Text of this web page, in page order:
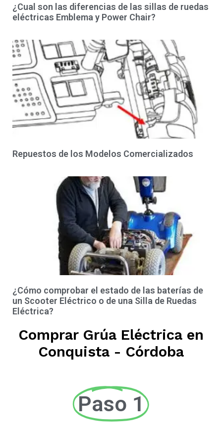
¿Cual son las diferencias de las sillas de ruedas
eléctricas Emblema y Power Chair?
Repuestos de los Modelos Comercializados
¿Cómo comprobar el estado de las baterías de
un Scooter Eléctrico o de una Silla de Ruedas
Eléctrica?
Comprar Grúa Eléctrica en
Conquista - Córdoba
Paso 1